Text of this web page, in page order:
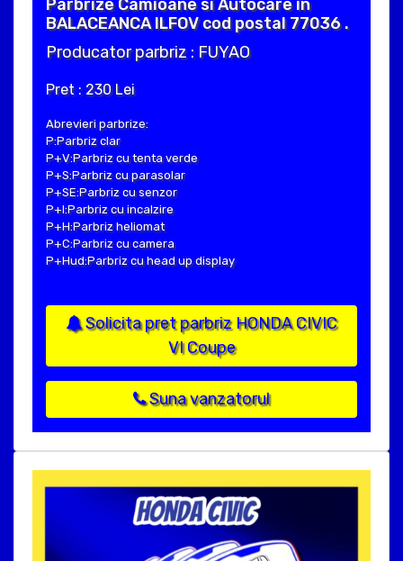
Parbrize Camioane si Autocare in
BALACEANCA ILFOV cod postal 77036 .
Producator parbriz : FUYAO
Pret : 230 Lei
Abrevieri parbrize:
P:Parbriz clar
P+V:Parbriz cu tenta verde
P+S:Parbriz cu parasolar
P+SE:Parbriz cu senzor
P+I:Parbriz cu incalzire
P+H:Parbriz heliomat
P+C:Parbriz cu camera
P+Hud:Parbriz cu head up display
Solicita pret parbriz HONDA CIVIC
VI Coupe
Suna vanzatorul